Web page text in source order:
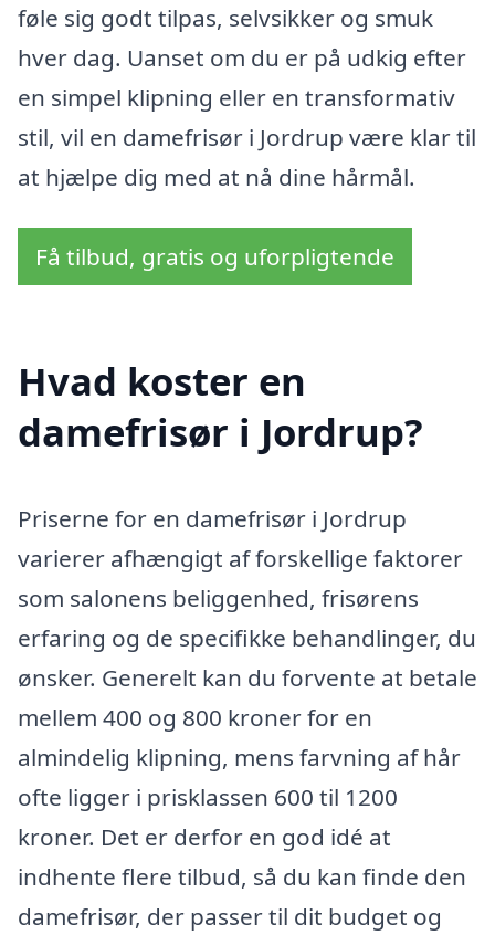
føle sig godt tilpas, selvsikker og smuk
hver dag. Uanset om du er på udkig efter
en simpel klipning eller en transformativ
stil, vil en damefrisør i Jordrup være klar til
at hjælpe dig med at nå dine hårmål.
Få tilbud, gratis og uforpligtende
Hvad koster en
damefrisør i Jordrup?
Priserne for en damefrisør i Jordrup
varierer afhængigt af forskellige faktorer
som salonens beliggenhed, frisørens
erfaring og de specifikke behandlinger, du
ønsker. Generelt kan du forvente at betale
mellem 400 og 800 kroner for en
almindelig klipning, mens farvning af hår
ofte ligger i prisklassen 600 til 1200
kroner. Det er derfor en god idé at
indhente flere tilbud, så du kan finde den
damefrisør, der passer til dit budget og